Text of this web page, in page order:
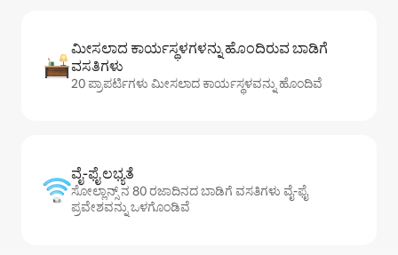
ಮೀಸಲಾದ ಕಾರ್ಯಸ್ಥಳಗಳನ್ನು ಹೊಂದಿರುವ ಬಾಡಿಗೆ
ವಸತಿಗಳು
20 ಪ್ರಾಪರ್ಟಿಗಳು ಮೀಸಲಾದ ಕಾರ್ಯಸ್ಥಳವನ್ನು ಹೊಂದಿವೆ
ವೈ-ಫೈ ಲಭ್ಯತೆ
ಸೋಲ್ಲಾನ್ಸ್ ನ 80 ರಜಾದಿನದ ಬಾಡಿಗೆ ವಸತಿಗಳು ವೈ-ಫೈ
ಪ್ರವೇಶವನ್ನು ಒಳಗೊಂಡಿವೆ